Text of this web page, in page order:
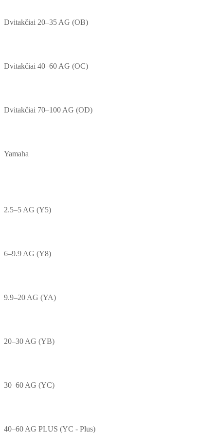
Dvitakčiai 20–35 AG (OB)
Dvitakčiai 40–60 AG (OC)
Dvitakčiai 70–100 AG (OD)
Yamaha
2.5–5 AG (Y5)
6–9.9 AG (Y8)
9.9–20 AG (YA)
20–30 AG (YB)
30–60 AG (YC)
40–60 AG PLUS (YC - Plus)